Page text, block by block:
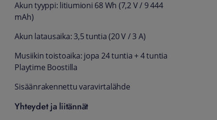
Akun tyyppi: litiumioni 68 Wh (7,2 V / 9 444
mAh)
Akun latausaika: 3,5 tuntia (20 V / 3 A)
Musiikin toistoaika: jopa 24 tuntia + 4 tuntia
Playtime Boostilla
Sisäänrakennettu varavirtalähde
Yhteydet ja liitännät